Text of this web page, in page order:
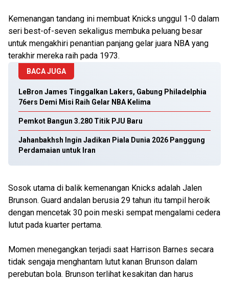
Kemenangan tandang ini membuat Knicks unggul 1-0 dalam
seri best-of-seven sekaligus membuka peluang besar
untuk mengakhiri penantian panjang gelar juara NBA yang
terakhir mereka raih pada 1973.
BACA JUGA
LeBron James Tinggalkan Lakers, Gabung Philadelphia
76ers Demi Misi Raih Gelar NBA Kelima
Pemkot Bangun 3.280 Titik PJU Baru
Jahanbakhsh Ingin Jadikan Piala Dunia 2026 Panggung
Perdamaian untuk Iran
Sosok utama di balik kemenangan Knicks adalah Jalen
Brunson. Guard andalan berusia 29 tahun itu tampil heroik
dengan mencetak 30 poin meski sempat mengalami cedera
lutut pada kuarter pertama.
Momen menegangkan terjadi saat Harrison Barnes secara
tidak sengaja menghantam lutut kanan Brunson dalam
perebutan bola. Brunson terlihat kesakitan dan harus